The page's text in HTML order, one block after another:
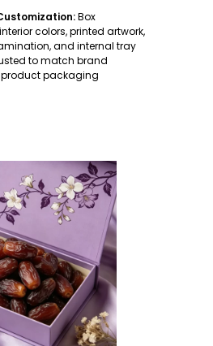
Box
colors, printed artwork,
and internal tray
to match brand
packaging